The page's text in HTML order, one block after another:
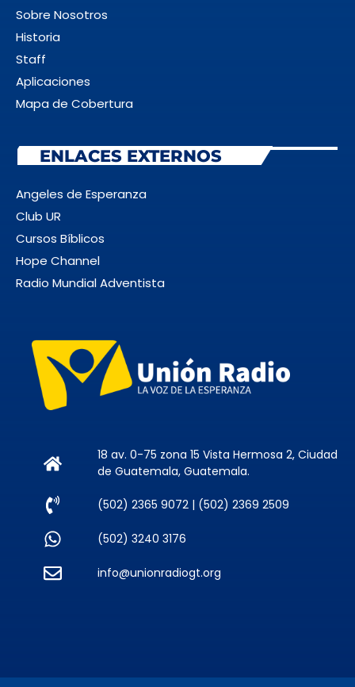
Sobre Nosotros
Historia
Staff
Aplicaciones
Mapa de Cobertura
ENLACES EXTERNOS
Angeles de Esperanza
Club UR
Cursos Bíblicos
Hope Channel
Radio Mundial Adventista
18 av. 0-75 zona 15 Vista Hermosa 2, Ciudad
de Guatemala, Guatemala.
(502) 2365 9072 | (502) 2369 2509
(502) 3240 3176
info@unionradiogt.org